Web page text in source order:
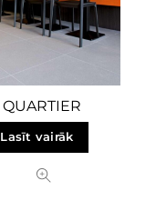
QUARTIER
Lasīt vairāk